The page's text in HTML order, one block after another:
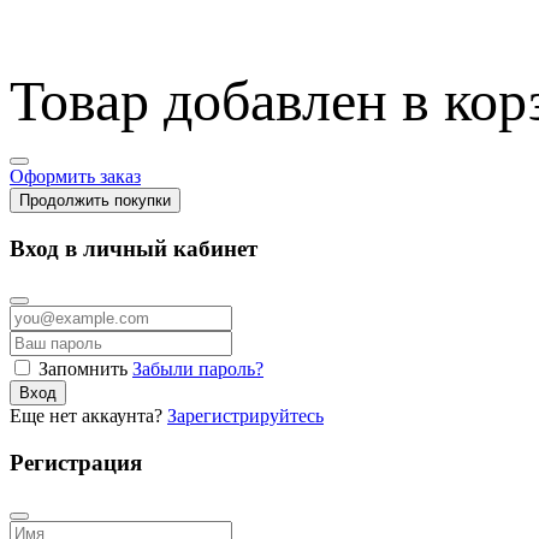
Товар добавлен в
Оформить заказ
Продолжить покупки
Вход в личный кабинет
Запомнить Забыли пароль?
Вход
Еще нет аккаунта? Зарегистрируйтесь
Регистрация